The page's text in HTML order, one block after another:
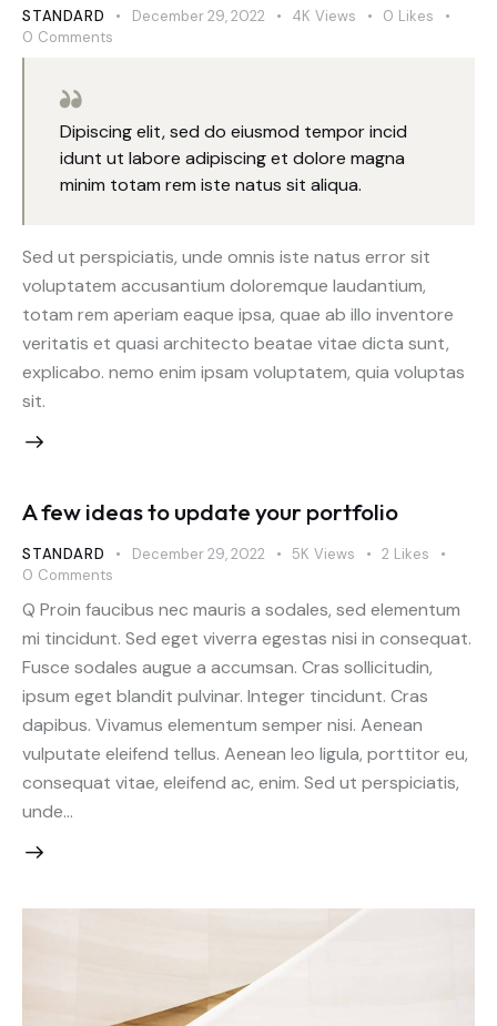
STANDARD December 29, 2022 4K Views 0 Likes
0 Comments
Dipiscing elit, sed do eiusmod tempor incid
idunt ut labore adipiscing et dolore magna
minim totam rem iste natus sit aliqua.
Sed ut perspiciatis, unde omnis iste natus error sit
voluptatem accusantium doloremque laudantium,
totam rem aperiam eaque ipsa, quae ab illo inventore
veritatis et quasi architecto beatae vitae dicta sunt,
explicabo. nemo enim ipsam voluptatem, quia voluptas
sit.
A few ideas to update your portfolio
STANDARD December 29, 2022 5K Views 2 Likes
0 Comments
Q Proin faucibus nec mauris a sodales, sed elementum
mi tincidunt. Sed eget viverra egestas nisi in consequat.
Fusce sodales augue a accumsan. Cras sollicitudin,
ipsum eget blandit pulvinar. Integer tincidunt. Cras
dapibus. Vivamus elementum semper nisi. Aenean
vulputate eleifend tellus. Aenean leo ligula, porttitor eu,
consequat vitae, eleifend ac, enim. Sed ut perspiciatis,
unde…